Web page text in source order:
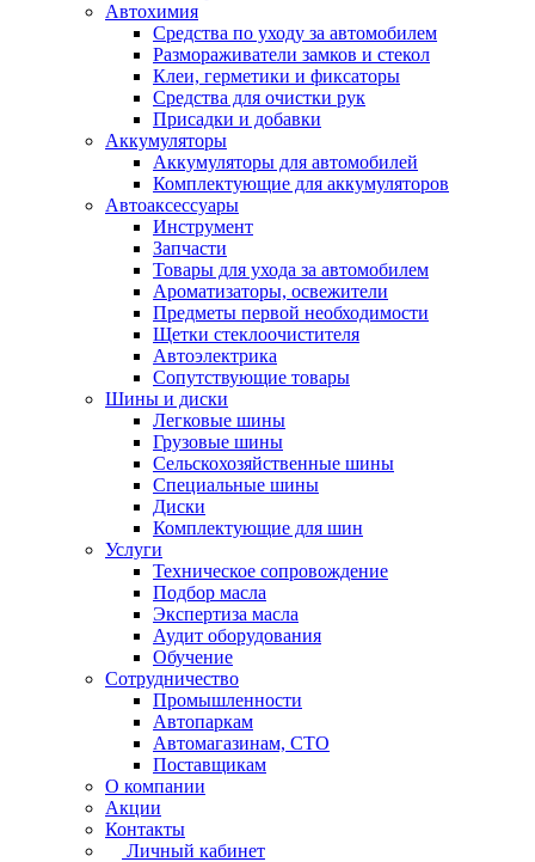
Автохимия
Средства по уходу за автомобилем
Размораживатели замков и стекол
Клеи, герметики и фиксаторы
Средства для очистки рук
Присадки и добавки
Аккумуляторы
Аккумуляторы для автомобилей
Комплектующие для аккумуляторов
Автоаксессуары
Инструмент
Запчасти
Товары для ухода за автомобилем
Ароматизаторы, освежители
Предметы первой необходимости
Щетки стеклоочистителя
Автоэлектрика
Сопутствующие товары
Шины и диски
Легковые шины
Грузовые шины
Сельскохозяйственные шины
Специальные шины
Диски
Комплектующие для шин
Услуги
Техническое сопровождение
Подбор масла
Экспертиза масла
Аудит оборудования
Обучение
Сотрудничество
Промышленности
Автопаркам
Автомагазинам, СТО
Поставщикам
О компании
Акции
Контакты
Личный кабинет